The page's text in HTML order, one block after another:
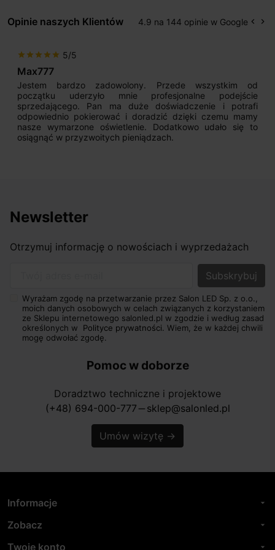
Opinie naszych Klientów 4.9 na 144 opinie w Google keyboard_arrow_left keyboard_arrow_right
star star star star star 5/5
Max777
Jestem bardzo zadowolony. Przede wszystkim od
początku uderzyło mnie profesjonalne podejście
sprzedającego. Pan ma duże doświadczenie i potrafi
odpowiednio pokierować i doradzić dzięki czemu mamy
nasze wymarzone oświetlenie. Dodatkowo udało się to
osiągnąć w przyzwoitych pieniądzach.
Newsletter
Otrzymuj informację o nowościach i wyprzedażach
Wyrażam zgodę na przetwarzanie przez Salon LED Sp. z o.o.,
moich danych osobowych w celach związanych z korzystaniem
ze Sklepu internetowego salonled.pl w zgodzie i według zasad
określonych w Polityce prywatności. Wiem, że w każdej chwili
mogę odwołać zgodę.
Pomoc w doborze
Doradztwo techniczne i projektowe
(+48) 694-000-777 horizontal_rule sklep@salonled.pl
Umów wizytę →
Informacje arrow_drop_down
Zobacz arrow_drop_down
Twoje konto arrow_drop_down